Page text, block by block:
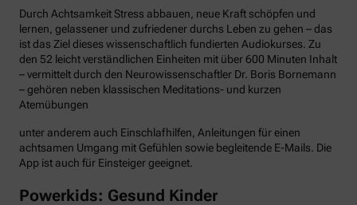
Durch Achtsamkeit Stress abbauen, neue Kraft schöpfen und
lernen, gelassener und zufriedener durchs Leben zu gehen – das
ist das Ziel dieses wissenschaftlich fundierten Audiokurses. Zu
den 52 leicht verständlichen Einheiten mit über 600 Minuten Inhalt
– vermittelt durch den Neurowissenschaftler Dr. Boris Bornemann
– gehören neben klassischen Meditations- und kurzen
Atemübungen
unter anderem auch Einschlafhilfen, Anleitungen für einen
achtsamen Umgang mit Gefühlen sowie begleitende E-Mails. Die
App ist auch für Einsteiger geeignet.
Powerkids: Gesund Kinder